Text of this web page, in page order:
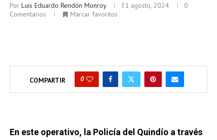
Por Luis Eduardo Rendón Monroy 31 agosto, 2024
0
Comentarios
Marcar favoritos
COMPARTIR 0
En este operativo, la Policía del Quindío a través